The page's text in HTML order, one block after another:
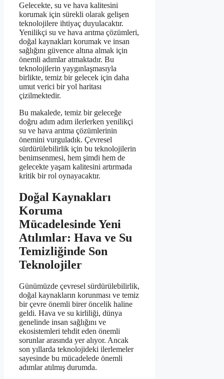
Gelecekte, su ve hava kalitesini
korumak için sürekli olarak gelişen
teknolojilere ihtiyaç duyulacaktır.
Yenilikçi su ve hava arıtma çözümleri,
doğal kaynakları korumak ve insan
sağlığını güvence altına almak için
önemli adımlar atmaktadır. Bu
teknolojilerin yaygınlaşmasıyla
birlikte, temiz bir gelecek için daha
umut verici bir yol haritası
çizilmektedir.
Bu makalede, temiz bir geleceğe
doğru adım adım ilerlerken yenilikçi
su ve hava arıtma çözümlerinin
önemini vurguladık. Çevresel
sürdürülebilirlik için bu teknolojilerin
benimsenmesi, hem şimdi hem de
gelecekte yaşam kalitesini artırmada
kritik bir rol oynayacaktır.
Doğal Kaynakları
Koruma
Mücadelesinde Yeni
Atılımlar: Hava ve Su
Temizliğinde Son
Teknolojiler
Günümüzde çevresel sürdürülebilirlik,
doğal kaynakların korunması ve temiz
bir çevre önemli birer öncelik haline
geldi. Hava ve su kirliliği, dünya
genelinde insan sağlığını ve
ekosistemleri tehdit eden önemli
sorunlar arasında yer alıyor. Ancak
son yıllarda teknolojideki ilerlemeler
sayesinde bu mücadelede önemli
adımlar atılmış durumda.